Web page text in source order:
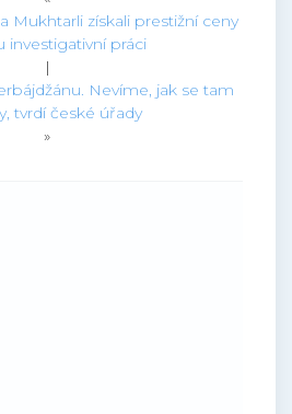
Mukhtarli získali prestižní ceny
investigativní práci
|
Nevíme, jak se tam
tvrdí české úřady
»